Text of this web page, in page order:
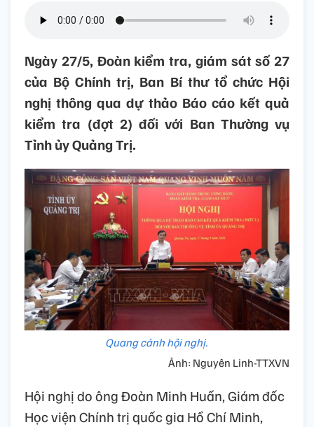
Ngày 27/5, Đoàn kiểm tra, giám sát số 27
của Bộ Chính trị, Ban Bí thư tổ chức Hội
nghị thông qua dự thảo Báo cáo kết quả
kiểm tra (đợt 2) đối với Ban Thường vụ
Tỉnh ủy Quảng Trị.
Quang cảnh hội nghị.
Ảnh: Nguyên Linh-TTXVN
Hội nghị do ông Đoàn Minh Huấn, Giám đốc
Học viện Chính trị quốc gia Hồ Chí Minh,